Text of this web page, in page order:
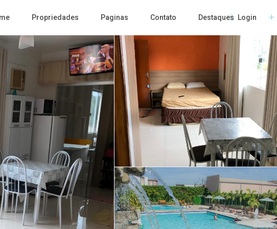
Login
Propriedades Paginas Contato Destaques